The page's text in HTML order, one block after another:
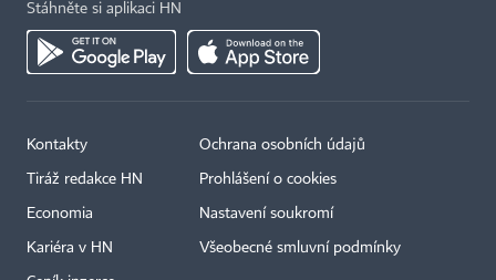
Stáhněte si aplikaci HN
Kontakty
Tiráž redakce HN
Economia
Kariéra v HN
Ochrana osobních údajů
Prohlášení o cookies
Nastavení soukromí
Všeobecné smluvní podmínky